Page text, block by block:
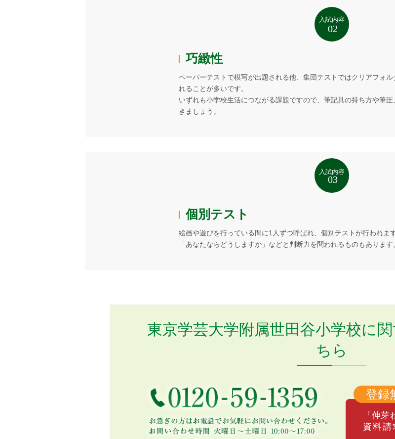
巧緻性
ペーパーテストで模写が出題される他、集団テストではクリアフォ
れることが多いです。
いずれも小学校生活につながる課題ですので、筆記具の持ち方や筆
きましょう。
個別テスト
絵画や遊びを行っている間に1人ずつ呼ばれ、個別テストが行われま
「あなたならどうしますか」などと判断力を問われるものもあります
東京学芸大学附属世田谷小学校に関
ちら
登録
「伸
資料請